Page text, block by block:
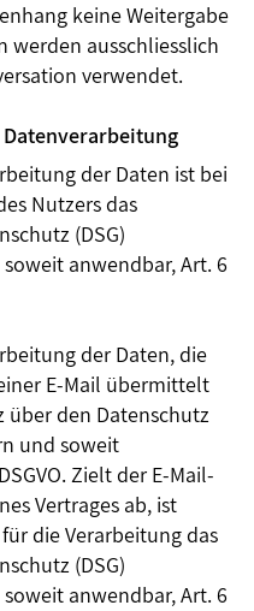
keine Weitergabe
werden ausschliesslich
verwendet.
der Daten ist bei
Nutzers das
(DSG)
anwendbar, Art. 6
der Daten, die
E-Mail übermittelt
über den Datenschutz
und soweit
Zielt der E-Mail-
Vertrages ab, ist
die Verarbeitung das
(DSG)
anwendbar, Art. 6